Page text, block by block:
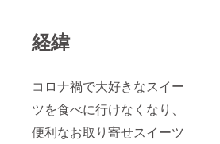
経緯
コロナ禍で大好きなスイー
ツを食べに行けなくなり、
便利なお取り寄せスイーツ